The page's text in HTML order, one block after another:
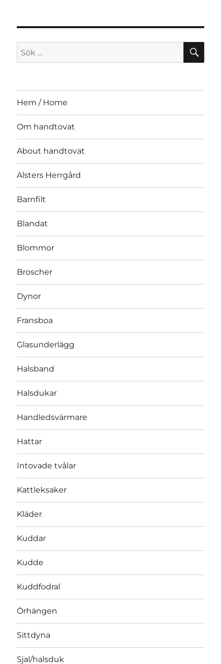
Sök
efter:
Hem / Home
Om handtovat
About handtovat
Alsters Herrgård
Barnfilt
Blandat
Blommor
Broscher
Dynor
Fransboa
Glasunderlägg
Halsband
Halsdukar
Handledsvärmare
Hattar
Intovade tvålar
Kattleksaker
Kläder
Kuddar
Kudde
Kuddfodral
Örhängen
Sittdyna
Sjal/halsduk